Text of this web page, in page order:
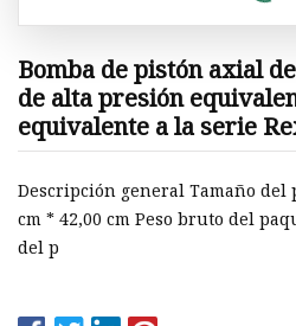
Bomba de pistón axial
de alta presión
equivalente a la serie
Descripción general Tamaño del
cm * 42,00 cm Peso bruto del
del p